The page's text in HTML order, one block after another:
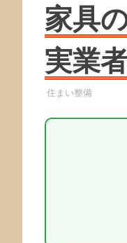
家具
実業
引越し業者
住まい整備